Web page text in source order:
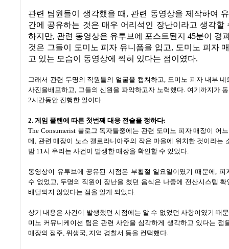
관련 팀원들이 생각했을 때 , 관련 동영상을 제작하여
간에 공유하는 것은 매우 어리석인 장난이라고 생각할
하지만, 관련 동영상은 유투브에 포스트된지 45분이 경
것은 그들이 도미노 피자 유니폼을 입고, 도미노 피자
고 있는 모습이 동영상에 찍혀 있다는 점이였다.
그래서 관련 두명의 직원들의 얼굴을 캡쳐하고, 도미노 피자 내부
사진을배포하고, 그들의 신원을 파악하고자 노력했다. 여기까지가
2시간동안 진행한 일이다.
2. 게임 플랜에 따른 첫번째 대응 전술을 정하다:
The Consumerist 블로그 독자들중에는 관련 도미노 피자 매장이 어
데, 관련 매장이 노스 캘로라니아주의 작은 마을에 위치한 것이라는
밤 11시 우리는 사건이 발생한 매장을 확인할 수 있었다.
동영상이 유투브에 공유된 시점은 부활절 일요일이였기 때문에, 피
수 없었고, 두명의 직원이 장난을 쳤던 음식은 나중에 전산시스템
배달되지 않았다는 점을 알게 되었다.
상기 내용은 사건이 발생했던 시점에는 알 수 없었던 사항이였기 때
미노 커뮤니케이션 팀은 관련 사안을 심각하게 생각하고 있다는 점
매장의 점주, 위생국, 지역 경찰서 등을 컨택했다.